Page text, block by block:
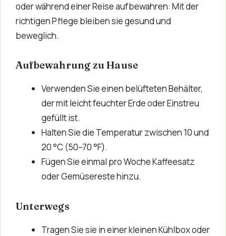
oder während einer Reise aufbewahren: Mit der
richtigen Pflege bleiben sie gesund und
beweglich.
Aufbewahrung zu Hause
Verwenden Sie einen belüfteten Behälter,
der mit leicht feuchter Erde oder Einstreu
gefüllt ist.
Halten Sie die Temperatur zwischen 10 und
20 °C (50–70 °F).
Fügen Sie einmal pro Woche Kaffeesatz
oder Gemüsereste hinzu.
Unterwegs
Tragen Sie sie in einer kleinen Kühlbox oder